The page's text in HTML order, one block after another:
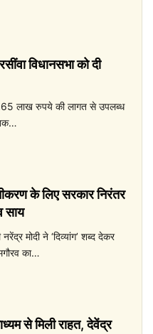
विधानसभा को दी
लाख रुपये की लागत से उपलब्ध
के लिए सरकार निरंतर
साय
मोदी ने ‘दिव्यांग’ शब्द देकर
का…
से मिली राहत, देवेंद्र